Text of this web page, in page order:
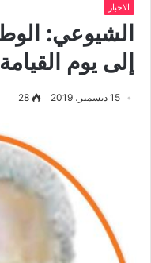
الاخبار
الشيوعي:
إلى يوم القيامة
15 ديسمبر، 2019 28